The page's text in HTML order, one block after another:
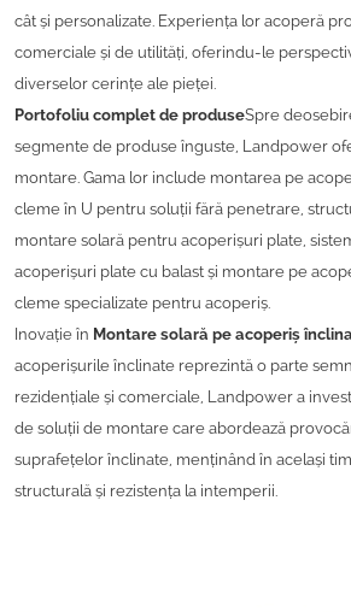
cât și personalizate. Experiența lor acoperă
comerciale și de utilități, oferindu-le
diverselor cerințe ale pieței.
Portofoliu complet de produseSpre
segmente de produse înguste, Landpower
montare. Gama lor include montarea pe
cleme în U pentru soluții fără penetrare,
montare solară pentru acoperișuri plate,
acoperișuri plate cu balast și montare pe
cleme specializate pentru acoperiș.
Inovație în Montare solară pe acoperiș
acoperișurile înclinate reprezintă o parte
rezidențiale și comerciale, Landpower a
de soluții de montare care abordează
suprafețelor înclinate, menținând în același
structurală și rezistența la intemperii.